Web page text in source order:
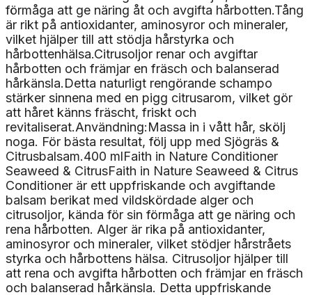
förmåga att ge näring åt och avgifta hårbotten.Tång
är rikt på antioxidanter, aminosyror och mineraler,
vilket hjälper till att stödja hårstyrka och
hårbottenhälsa.Citrusoljor renar och avgiftar
hårbotten och främjar en fräsch och balanserad
hårkänsla.Detta naturligt rengörande schampo
stärker sinnena med en pigg citrusarom, vilket gör
att håret känns fräscht, friskt och
revitaliserat.Användning:Massa in i vått hår, skölj
noga. För bästa resultat, följ upp med Sjögräs &
Citrusbalsam.400 mlFaith in Nature Conditioner
Seaweed & CitrusFaith in Nature Seaweed & Citrus
Conditioner är ett uppfriskande och avgiftande
balsam berikat med vildskördade alger och
citrusoljor, kända för sin förmåga att ge näring och
rena hårbotten. Alger är rika på antioxidanter,
aminosyror och mineraler, vilket stödjer hårstråets
styrka och hårbottens hälsa. Citrusoljor hjälper till
att rena och avgifta hårbotten och främjar en fräsch
och balanserad hårkänsla. Detta uppfriskande